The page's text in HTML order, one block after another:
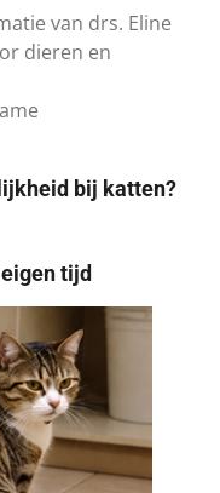
van drs. Eline
dieren en
bij katten?
tijd